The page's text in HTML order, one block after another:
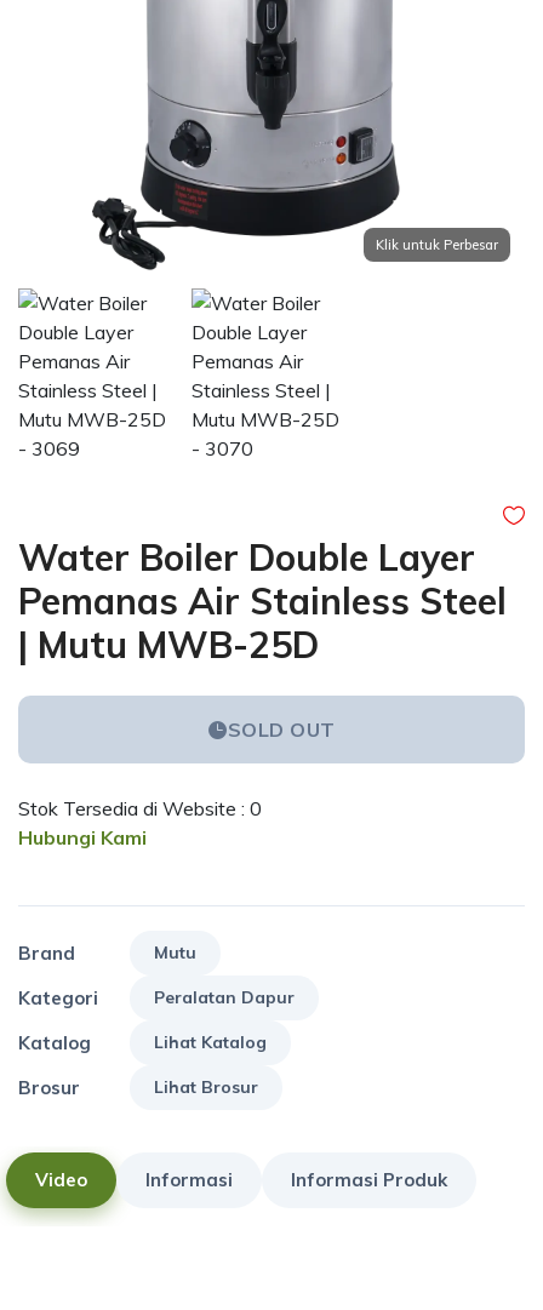
Water Boiler Double Layer
Pemanas Air Stainless Steel
| Mutu MWB-25D
SOLD OUT
Stok Tersedia di Website : 0
Hubungi Kami
Brand Mutu
Kategori Peralatan Dapur
Katalog Lihat Katalog
Brosur Lihat Brosur
Video Informasi Informasi Produk